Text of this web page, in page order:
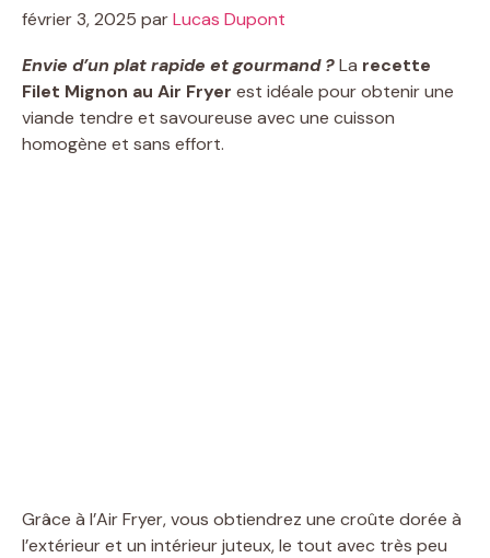
février 3, 2025 parLucas Dupont
Envie d’un plat rapide et gourmand ?La recette
Filet Mignon au Air Fryer est idéale pour obtenir une
viande tendre et savoureuse avec une cuisson
homogène et sans effort.
Grâce à l’Air Fryer, vous obtiendrez une croûte dorée à
l’extérieur et un intérieur juteux, le tout avec très peu